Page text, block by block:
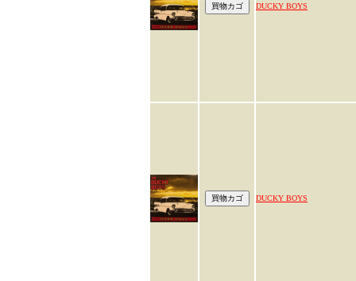
DUCKY BOYS
DUCKY BOYS